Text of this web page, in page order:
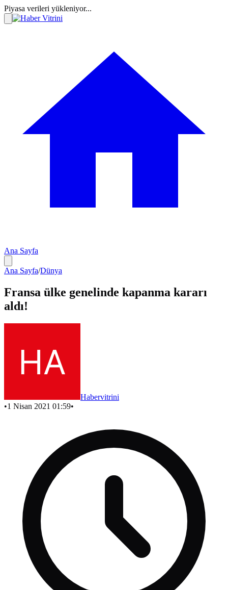
Piyasa verileri yükleniyor...
Ana Sayfa
Ana Sayfa/Dünya
Fransa ülke genelinde kapanma kararı
aldı!
Habervitrini
•1 Nisan 2021 01:59•